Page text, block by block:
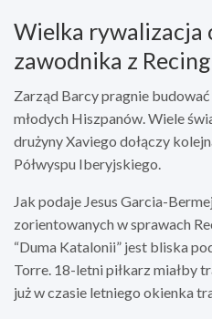
Wielka rywalizacja
zawodnika z
Zarząd Barcy pragnie
młodych Hiszpanów. Wiele
drużyny Xaviego dołączy
Półwyspu Iberyjskiego.
Jak podaje Jesus Garcia-
zorientowanych w sprawach
“Duma Katalonii” jest bliska
Torre. 18-letni piłkarz miałby
już w czasie letniego okienka